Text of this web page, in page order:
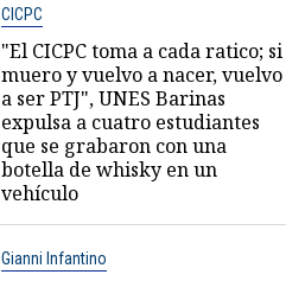
CICPC
"El CICPC toma a cada ratico; si
muero y vuelvo a nacer, vuelvo
a ser PTJ", UNES Barinas
expulsa a cuatro estudiantes
que se grabaron con una
botella de whisky en un
vehículo
Gianni Infantino